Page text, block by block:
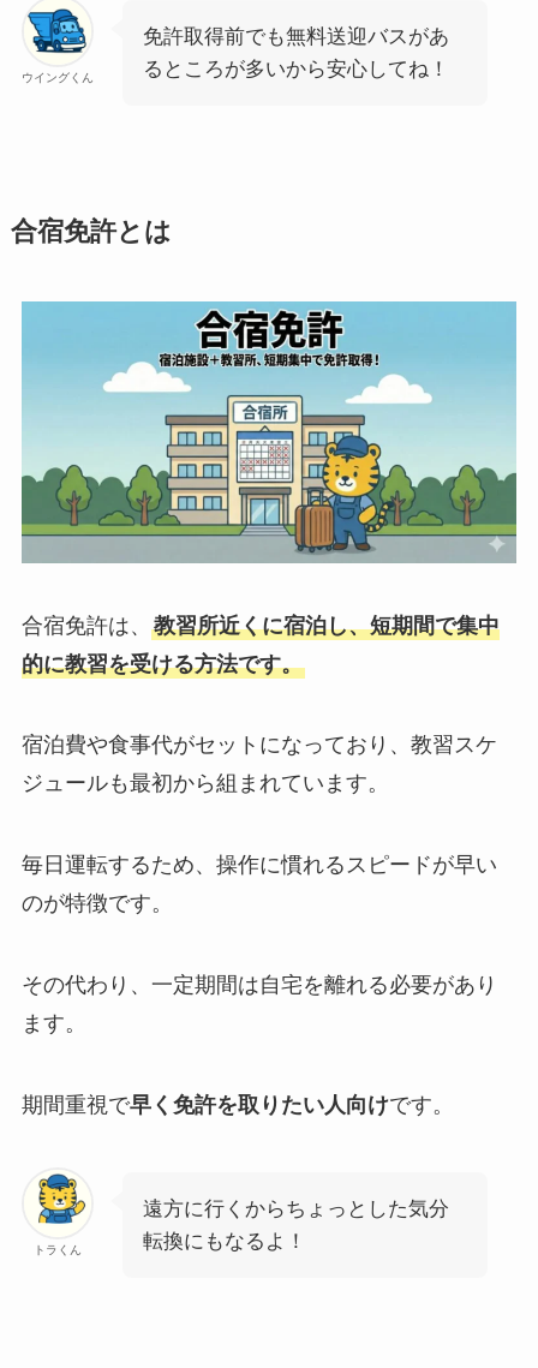
ウイングくん
免許取得前でも無料送迎バスがあ
るところが多いから安心してね！
合宿免許とは
合宿免許は、 教習所近くに宿泊し、短期間で集中
的に教習を受ける方法です。
宿泊費や食事代がセットになっており、教習スケ
ジュールも最初から組まれています。
毎日運転するため、操作に慣れるスピードが早い
のが特徴です。
その代わり、一定期間は自宅を離れる必要があり
ます。
期間重視で早く免許を取りたい人向けです。
トラくん
遠方に行くからちょっとした気分
転換にもなるよ！